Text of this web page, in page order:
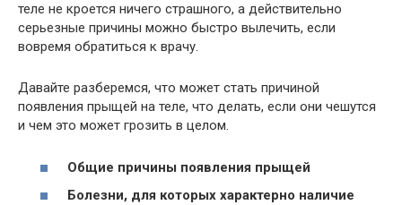
теле не кроется ничего страшного, а действительно
серьезные причины можно быстро вылечить, если
вовремя обратиться к врачу.
Давайте разберемся, что может стать причиной
появления прыщей на теле, что делать, если они чешутся
и чем это может грозить в целом.
Общие причины появления прыщей
Болезни, для которых характерно наличие